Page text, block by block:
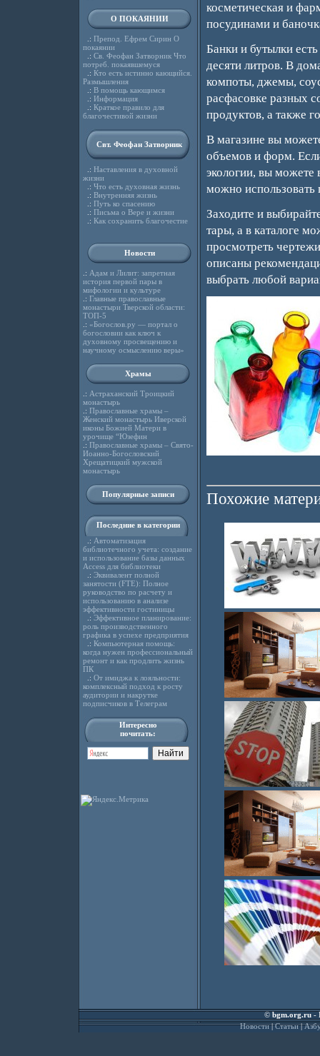
О ПОКАЯНИИ
.: Препод. Ефрем Сирин О
покаянии
.: Св. Феофан Затворник Что
потреб. покаявшемуся
.: Кто есть истинно кающийся.
Размышления
.: В помощь кающимся
.: Информация
.: Краткое правило для
благочестивой жизни
Свт. Феофан Затворник
.: Наставления в духовной
жизни
.: Что есть духовная жизнь
.: Внутренняя жизнь
.: Путь ко спасению
.: Письма о Вере и жизни
.: Как сохранить благочестие
Новости
.: Адам и Лилит: запретная
история первой пары в
мифологии и культуре
.: Главные православные
монастыри Тверской области:
ТОП-5
.: «Богослов.ру — портал о
богословии как ключ к
духовному просвещению и
научному осмыслению веры»
Храмы
.: Астраханский Троицкий
монастырь
.: Православные храмы –
Женский монастырь Иверской
иконы Божией Матери в
урочище “Юзефин
.: Православные храмы – Свято-
Иоанно-Богословский
Хрещатицкий мужской
монастырь
Популярные записи
Последние в категории
.: Автоматизация
библиотечного учета: создание
и использование базы данных
Access для библиотеки
.: Эквивалент полной
занятости (FTE): Полное
руководство по расчету и
использованию в анализе
эффективности гостиницы
.: Эффективное планирование:
роль производственного
графика в успехе предприятия
.: Компьютерная помощь:
когда нужен профессиональный
ремонт и как продлить жизнь
ПК
.: От имиджа к лояльности:
комплексный подход к росту
аудитории и накрутке
подписчиков в Телеграм
Интересно
почитать:
косметическая и
посудинами и
Банки и бутылки
десяти литров. В
компоты, джемы,
расфасовке разных
продуктов, а также
В магазине вы
объемов и форм.
экологии, вы можете
можно использовать
Заходите и
тары, а в каталоге
просмотреть
описаны
выбрать любой
Похожие
©bgm.org.ru-
Новости|Статьи|